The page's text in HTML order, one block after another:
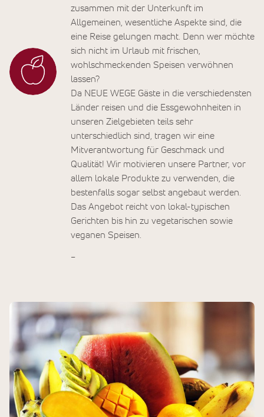
zusammen mit der Unterkunft im
Allgemeinen, wesentliche Aspekte sind, die
eine Reise gelungen macht. Denn wer möchte
sich nicht im Urlaub mit frischen,
wohlschmeckenden Speisen verwöhnen
lassen?
Da NEUE WEGE Gäste in die verschiedensten
Länder reisen und die Essgewohnheiten in
unseren Zielgebieten teils sehr
unterschiedlich sind, tragen wir eine
Mitverantwortung für Geschmack und
Qualität! Wir motivieren unsere Partner, vor
allem lokale Produkte zu verwenden, die
bestenfalls sogar selbst angebaut werden.
Das Angebot reicht von lokal-typischen
Gerichten bis hin zu vegetarischen sowie
veganen Speisen.
–